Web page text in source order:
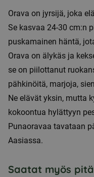
Orava on jyrsijä, joka
Se kasvaa 24-30 cm:n
puskamainen häntä,
Orava on älykäs ja
se on piilottanut
pähkinöitä, marjoja,
Ne elävät yksin, mutta
kokoontua hylättyyn
Punaoravaa tavataan
Aasiassa.
Saatat myös